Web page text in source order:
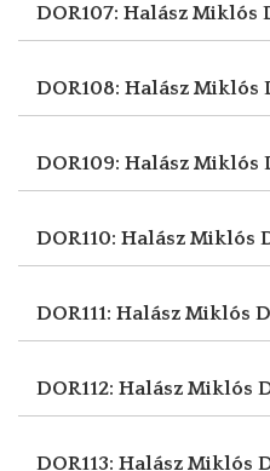
DOR107: Halász Miklós
DOR108: Halász Miklós
DOR109: Halász Miklós
DOR110: Halász Miklós
DOR111: Halász Miklós
DOR112: Halász Miklós
DOR113: Halász Miklós